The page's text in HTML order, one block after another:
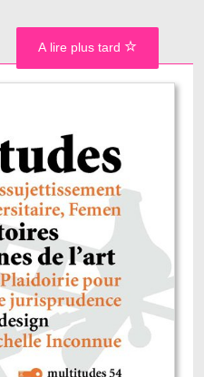
A lire plus tard